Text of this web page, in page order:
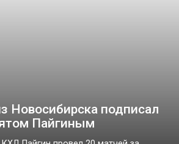
Новосибирска подписал
Пайгиным